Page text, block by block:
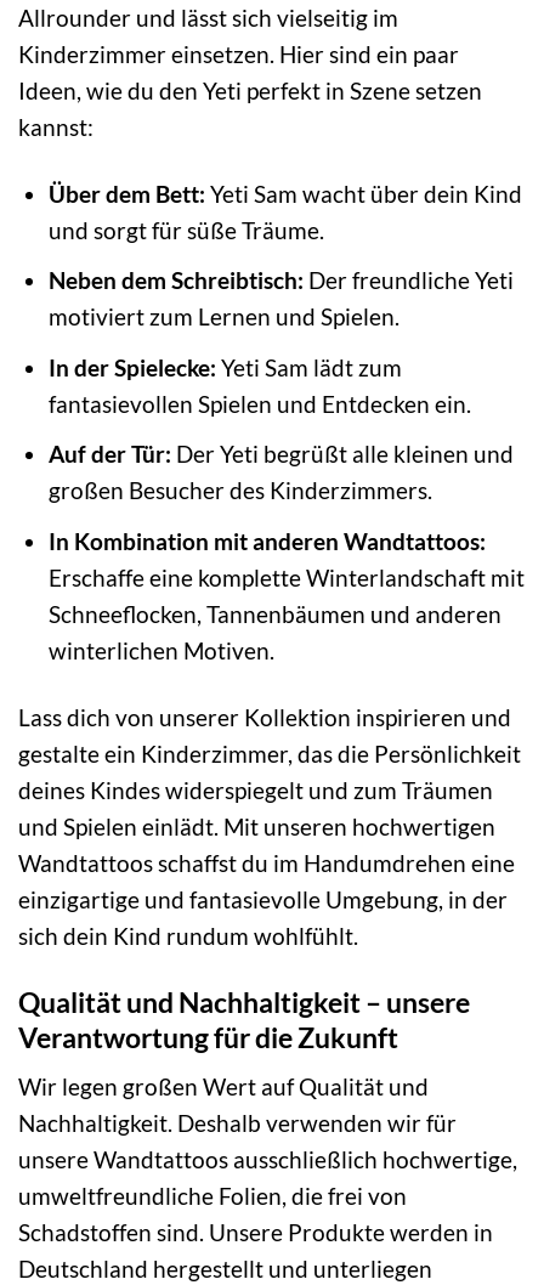
Allrounder und lässt sich vielseitig im
Kinderzimmer einsetzen. Hier sind ein paar
Ideen, wie du den Yeti perfekt in Szene setzen
kannst:
Über dem Bett: Yeti Sam wacht über dein Kind
und sorgt für süße Träume.
Neben dem Schreibtisch: Der freundliche Yeti
motiviert zum Lernen und Spielen.
In der Spielecke: Yeti Sam lädt zum
fantasievollen Spielen und Entdecken ein.
Auf der Tür: Der Yeti begrüßt alle kleinen und
großen Besucher des Kinderzimmers.
In Kombination mit anderen Wandtattoos:
Erschaffe eine komplette Winterlandschaft mit
Schneeflocken, Tannenbäumen und anderen
winterlichen Motiven.
Lass dich von unserer Kollektion inspirieren und
gestalte ein Kinderzimmer, das die Persönlichkeit
deines Kindes widerspiegelt und zum Träumen
und Spielen einlädt. Mit unseren hochwertigen
Wandtattoos schaffst du im Handumdrehen eine
einzigartige und fantasievolle Umgebung, in der
sich dein Kind rundum wohlfühlt.
Qualität und Nachhaltigkeit – unsere
Verantwortung für die Zukunft
Wir legen großen Wert auf Qualität und
Nachhaltigkeit. Deshalb verwenden wir für
unsere Wandtattoos ausschließlich hochwertige,
umweltfreundliche Folien, die frei von
Schadstoffen sind. Unsere Produkte werden in
Deutschland hergestellt und unterliegen